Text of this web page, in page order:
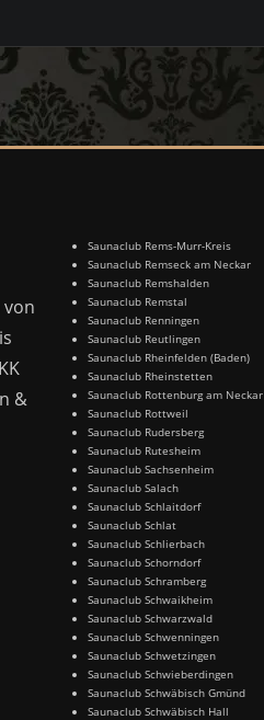
&
Saunaclub Rems-Murr-Kreis
Saunaclub Remseck am Neckar
Saunaclub Remshalden
Saunaclub Remstal
Saunaclub Renningen
Saunaclub Reutlingen
Saunaclub Rheinfelden (Baden)
Saunaclub Rheinstetten
Saunaclub Rottenburg am Neckar
Saunaclub Rottweil
Saunaclub Rudersberg
Saunaclub Rutesheim
Saunaclub Sachsenheim
Saunaclub Salach
Saunaclub Schlaitdorf
Saunaclub Schlat
Saunaclub Schlierbach
Saunaclub Schorndorf
Saunaclub Schramberg
Saunaclub Schwaikheim
Saunaclub Schwarzwald
Saunaclub Schwenningen
Saunaclub Schwetzingen
Saunaclub Schwieberdingen
Saunaclub Schwäbisch Gmünd
Saunaclub Schwäbisch Hall